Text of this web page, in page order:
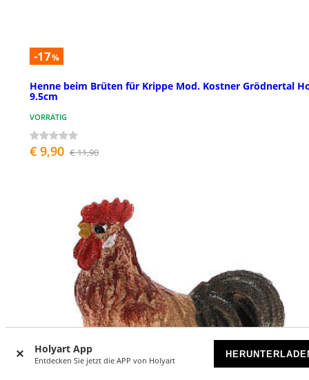
Holyart App
Entdecken Sie jetzt die APP von Holyart
-17%
Henne beim Brüten für Krippe Mod. Kostner Grödnertal
9.5cm
VORRÄTIG
€ 9,90 € 11,90